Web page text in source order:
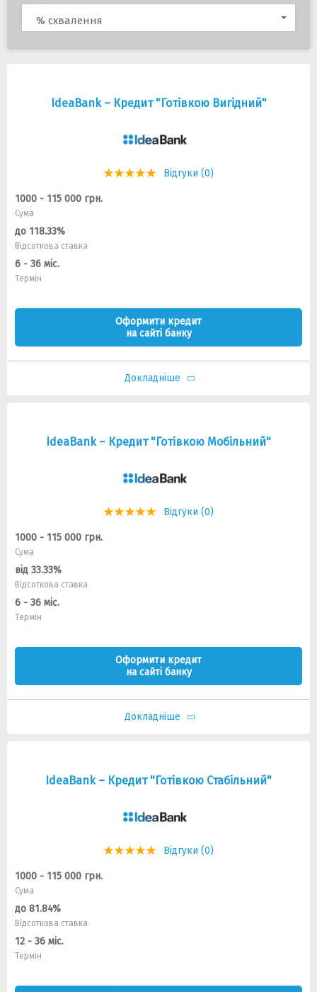
% схвалення
IdeaBank – Кредит "Готівкою Вигідний"
Відгуки (0)
1000 - 115 000 грн.
Сума
до 118.33%
Відсоткова ставка
6 - 36 міс.
Термін
Оформити кредит
на сайті банку
Докладніше
IdeaBank – Кредит "Готівкою Мобільний"
Відгуки (0)
1000 - 115 000 грн.
Сума
від 33.33%
Відсоткова ставка
6 - 36 міс.
Термін
Оформити кредит
на сайті банку
Докладніше
IdeaBank – Кредит "Готівкою Стабільний"
Відгуки (0)
1000 - 115 000 грн.
Сума
до 81.84%
Відсоткова ставка
12 - 36 міс.
Термін